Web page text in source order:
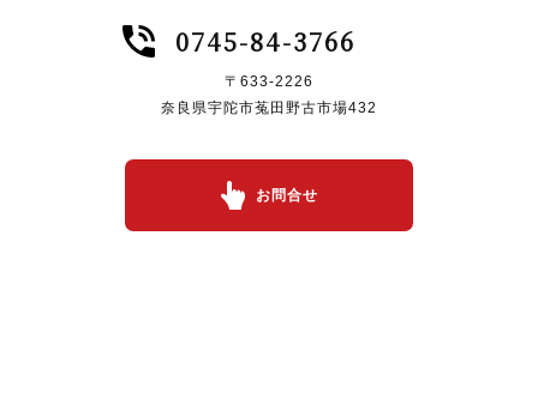
0745-84-3766
〒633-2226
奈良県宇陀市菟田野古市場432
お問合せ